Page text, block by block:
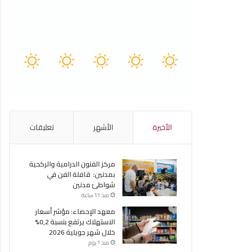
الأخيرة الأشهر تعليقات
مركز الفنون الدرامية والركحية
بمدنين: قافلة الفن في
شواطئ مدنين
منذ 11 ساعة
معهد الإحصاء: مؤشر أسعار
الاستهلاك يرتفع بنسبة 0,2%
خلال شهر جويلية 2026
منذ 1 يوم